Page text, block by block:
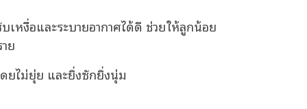
เหงื่อและระบายอากาศได้ดี ช่วยให้ลูกน้อย
ย
ยไม่ยุ่ย และยิ่งซักยิ่งนุ่ม